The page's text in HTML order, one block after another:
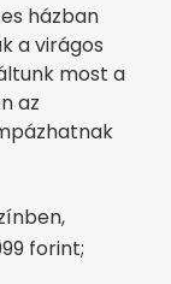
házban
a virágos
most a
az
forint;